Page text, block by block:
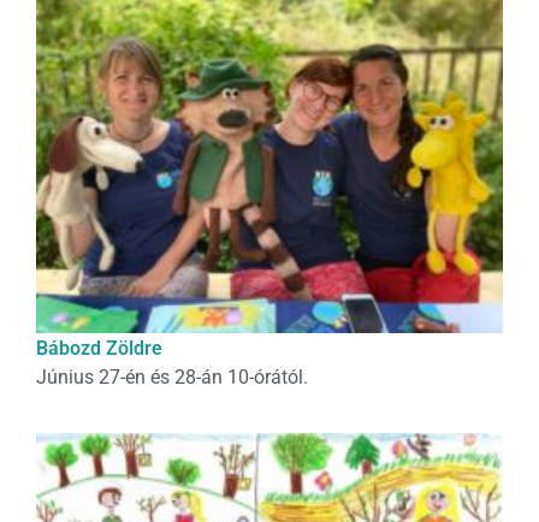
Bábozd Zöldre
Június 27-én és 28-án 10-órától.